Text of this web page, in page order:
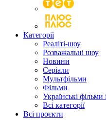
Категорії
Реаліті-шоу
Розважальні шоу
Новини
Серіали
Мультфільми
Фільми
Українські фільми
Всі категорії
Всі проєкти